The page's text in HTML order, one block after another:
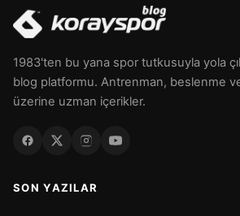
1983'ten bu yana spor tutkusuyla yola
blog platformu. Antrenman, beslenme ve
üzerine uzman içerikler.
SON YAZILAR